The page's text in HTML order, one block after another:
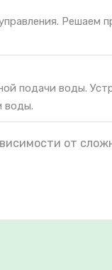
Решаем
подачи воды.
воды.
от